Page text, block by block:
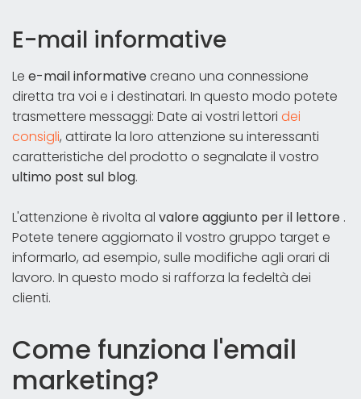
E-mail informative
Le e-mail informativecreano una connessione
diretta tra voi e i destinatari. In questo modo potete
trasmettere messaggi: Date ai vostri lettori dei
consigli, attirate la loro attenzione su interessanti
caratteristiche del prodotto o segnalate il vostro
ultimo post sul blog.
L'attenzione è rivolta al valore aggiunto per il lettore .
Potete tenere aggiornato il vostro gruppo target e
informarlo, ad esempio, sulle modifiche agli orari di
lavoro. In questo modo si rafforza la fedeltà dei
clienti.
Come funziona l'email
marketing?